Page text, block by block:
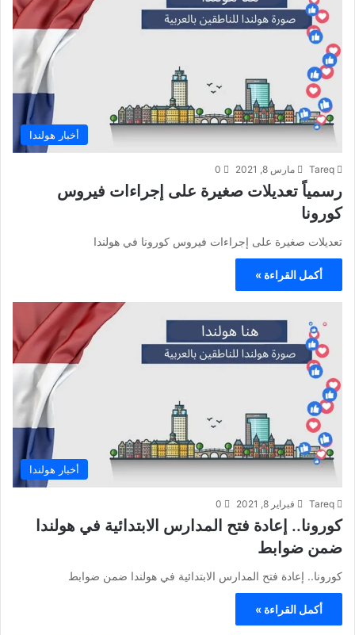
أخبار هولندا
Tareq مارس 8, 2021 0
رسمياً تعديلات صغيرة على إجراءات فيروس
كورونا
تعديلات صغيرة على إجراءات فيروس كورونا في هولندا
أكمل القراءة »
أخبار هولندا
Tareq فبراير 8, 2021 0
كورونا.. إعادة فتح المدارس الابتدائية في هولندا
ضمن ضوابط
كورونا.. إعادة فتح المدارس الابتدائية في هولندا ضمن ضوابط
أكمل القراءة »